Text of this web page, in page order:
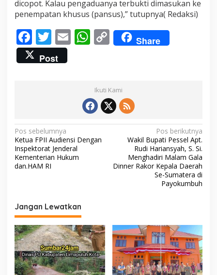
I
p
r
n
y
dicopot. Kalau pengaduanya terbukti dimasukan ke
penempatan khusus (pansus),” tutupnya( Redaksi)
F
ac
e
k
T
w
itt
E W
s
A
p
p
C
o
y
Li
n
k
Share
Post
Ikuti Kami
N
a
v
i
a
s
i
p
o
s
Pos sebelumnya
Ketua FPII Audiensi Dengan
Inspektorat Jenderal
Kementerian Hukum
dan.HAM RI
Pos berikutnya
Wakil Bupati Pessel Apt.
Rudi Hariansyah, S. Si.
Menghadiri Malam Gala
Dinner Rakor Kepala Daerah
Se-Sumatera di
Payokumbuh
Jangan Lewatkan